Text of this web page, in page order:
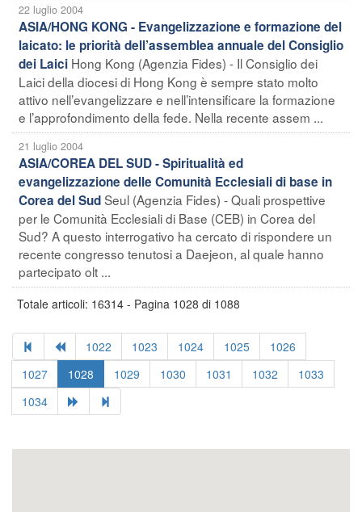
22 luglio 2004
ASIA/HONG KONG - Evangelizzazione e formazione del
laicato: le priorità dell’assemblea annuale del Consiglio
dei Laici Hong Kong (Agenzia Fides) - Il Consiglio dei
Laici della diocesi di Hong Kong è sempre stato molto
attivo nell’evangelizzare e nell’intensificare la formazione
e l’approfondimento della fede. Nella recente assem ...
21 luglio 2004
ASIA/COREA DEL SUD - Spiritualità ed
evangelizzazione delle Comunità Ecclesiali di base in
Corea del SudSeul (Agenzia Fides) - Quali prospettive
per le Comunità Ecclesiali di Base (CEB) in Corea del
Sud? A questo interrogativo ha cercato di rispondere un
recente congresso tenutosi a Daejeon, al quale hanno
partecipato olt ...
Totale articoli: 16314 - Pagina 1028 di 1088
1022 1023 1024 1025
1026
1027
1028 1029 1030 1031 1032
1033
1034